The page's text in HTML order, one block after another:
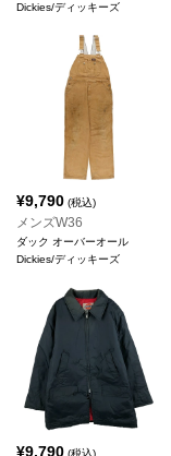
Dickies/ディッキーズ
¥9,790 (税込)
メンズW36
ダック オーバーオール
Dickies/ディッキーズ
¥9,790